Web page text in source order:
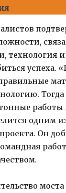
технология
успеха.
работы
одним
Он